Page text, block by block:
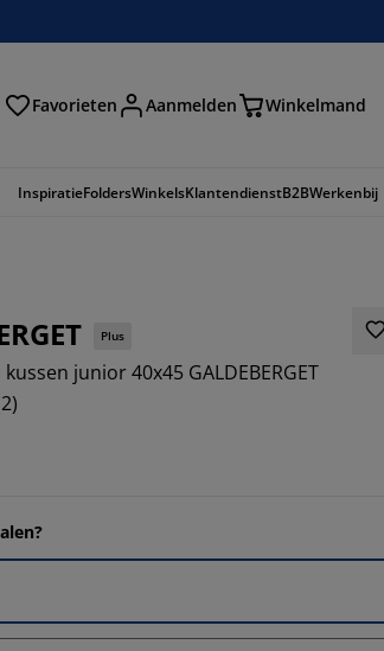
Favorieten Aanmelden Winkelmand
InspiratieFoldersWinkelsKlantendienstB2BWerkenbij
Plus
junior 40x45 GALDEBERGET
2)